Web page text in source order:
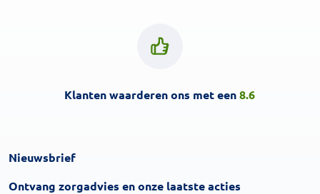
Klanten waarderen ons met een8.6
Nieuwsbrief
Ontvang zorgadvies en onze laatste acties